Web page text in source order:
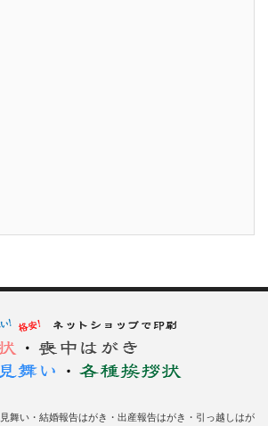
舞い・結婚報告はがき・出産報告はがき・引っ越しはが